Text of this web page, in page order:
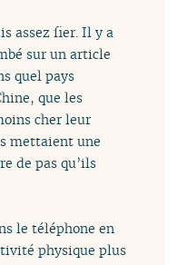
assez fier. Il y a
sur un article
quel pays
que les
cher leur
mettaient une
de pas qu’ils
le téléphone en
physique plus